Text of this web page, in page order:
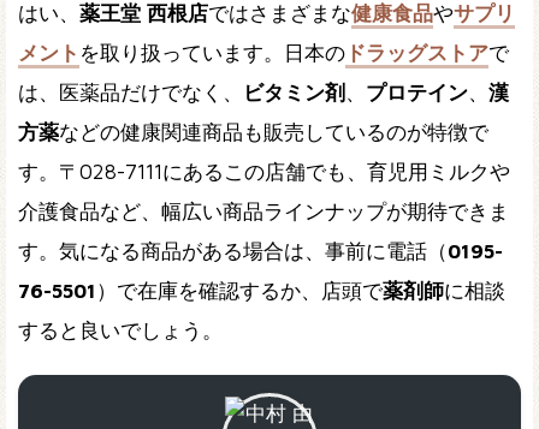
はい、 薬王堂 西根店ではさまざまな健康食品やサプリ
メント を取り扱っています。日本の ドラッグストアで
は、医薬品だけでなく、
ビタミン剤 、 プロテイン、 漢
方薬などの健康関連商品も販売しているのが特徴で
す。〒028-7111にあるこの店舗でも、育児用ミルクや
介護食品など、幅広い商品ラインナップが期待できま
す。気になる商品がある場合は、事前に電話（0195-
76-5501 ）で在庫を確認するか、店頭で薬剤師に相談
すると良いでしょう。